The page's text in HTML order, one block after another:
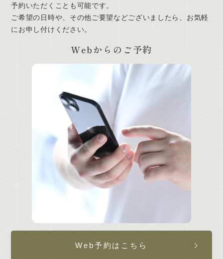
予約いただくことも可能です。
ご希望の日時や、その他ご要望などございましたら、お気軽
にお申し付けください。
Webからのご予約
Web予約はこちら